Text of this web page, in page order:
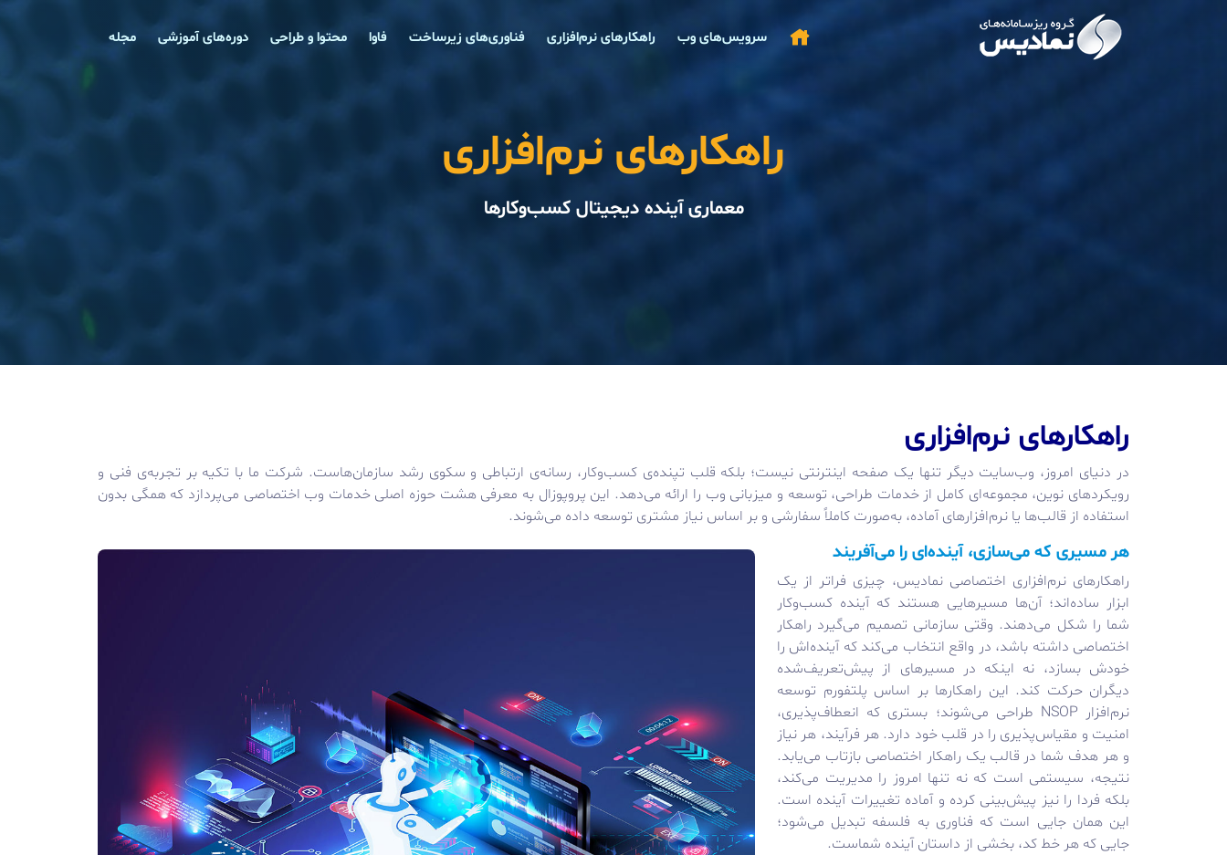
سرویس‌های وب راهکارهای نرم‌افزاری فناوری‌های زیرساخت فاوا محتوا و طراحی دوره‌‌های آموزشی مجله
راهکارهای نرم‌افزاری
معماری آینده دیجیتال کسب‌وکارها
راهکارهای نرم‌افزاری
در دنیای امروز، وب‌سایت دیگر تنها یک صفحه اینترنتی نیست؛ بلکه قلب تپنده‌ی کسب‌وکار، رسانه‌ی ارتباطی و سکوی رشد سازمان‌هاست. شرکت ما با تکیه بر تجربه‌ی فنی و
رویکردهای نوین، مجموعه‌ای کامل از خدمات طراحی، توسعه و میزبانی وب را ارائه می‌دهد. این پروپوزال به معرفی هشت حوزه اصلی خدمات وب اختصاصی می‌پردازد که همگی بدون
استفاده از قالب‌ها یا نرم‌افزارهای آماده، به‌صورت کاملاً سفارشی و بر اساس نیاز مشتری توسعه داده می‌شوند.
هر مسیری که می‌سازی، آینده‌ای را می‌آفریند
راهکارهای نرم‌افزاری اختصاصی نمادیس، چیزی فراتر از یک
ابزار ساده‌اند؛ آن‌ها مسیرهایی هستند که آینده کسب‌وکار
شما را شکل می‌دهند. وقتی سازمانی تصمیم می‌گیرد راهکار
اختصاصی داشته باشد، در واقع انتخاب می‌کند که آینده‌اش را
خودش بسازد، نه اینکه در مسیرهای از پیش‌تعریف‌شده
دیگران حرکت کند. این راهکارها بر اساس پلتفورم توسعه
نرم‌افزار NSOP طراحی می‌شوند؛ بستری که انعطاف‌پذیری،
امنیت و مقیاس‌پذیری را در قلب خود دارد. هر فرآیند، هر نیاز
و هر هدف شما در قالب یک راهکار اختصاصی بازتاب می‌یابد.
نتیجه، سیستمی است که نه تنها امروز را مدیریت می‌کند،
بلکه فردا را نیز پیش‌بینی کرده و آماده تغییرات آینده است.
این همان جایی است که فناوری به فلسفه تبدیل می‌شود؛
جایی که هر خط کد، بخشی از داستان آینده شماست.